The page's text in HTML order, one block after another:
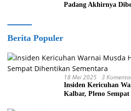
Padang Akhirnya
Berita Populer
18 Mei 2025 3
Insiden Kericuhan
Kalbar, Pleno